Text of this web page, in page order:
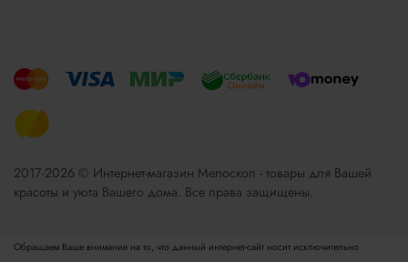
2017-2026 © Интернет-магазин Мелоскоп - товары для Вашей
красоты и уюта Вашего дома. Все права защищены.
Обращаем Ваше внимание на то, что данный интернет-сайт носит исключительно